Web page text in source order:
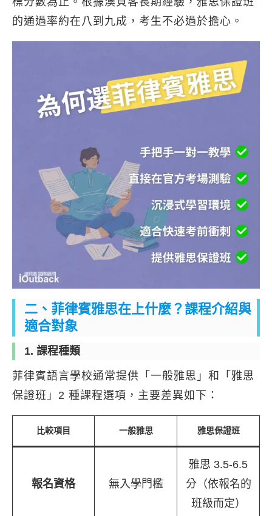
的通過率約在八到九成，考生不必過於擔心。
二、菲律賓雅思在上什麼？課程介紹與
適合對象
1. 課程種類
菲律賓語言學校通常提供「一般雅思」和「雅思
保證班」2 種課程選項，主要差異如下：
比較項目 一般雅思 雅思保證班
報名資格 無入學門檻
雅思 3.5-6.5
分（依報名的
班級而定）